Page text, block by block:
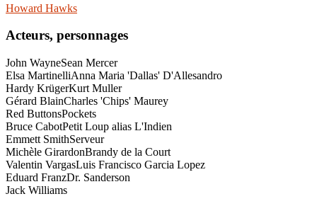
Howard Hawks
Acteurs, personnages
John WayneSean Mercer
Elsa MartinelliAnna Maria 'Dallas' D'Allesandro
Hardy KrügerKurt Muller
Gérard BlainCharles 'Chips' Maurey
Red ButtonsPockets
Bruce CabotPetit Loup alias L'Indien
Emmett SmithServeur
Michèle GirardonBrandy de la Court
Valentin VargasLuis Francisco Garcia Lopez
Eduard FranzDr. Sanderson
Jack Williams